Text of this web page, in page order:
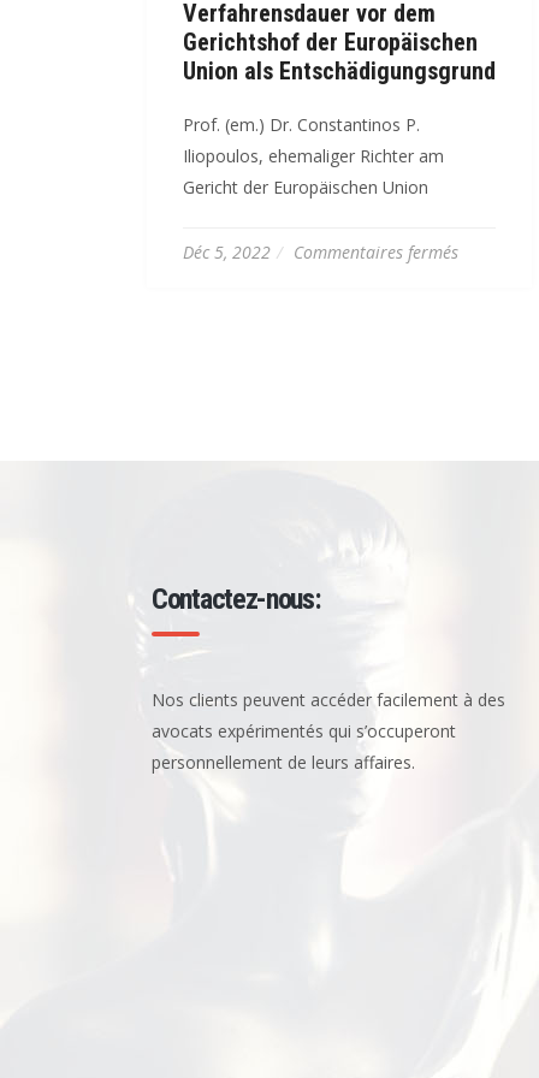
Verfahrensdauer vor dem
Gerichtshof der Europäischen
Union als Entschädigungsgrund
Prof. (em.) Dr. Constantinos P.
Iliopoulos, ehemaliger Richter am
Gericht der Europäischen Union
Déc 5, 2022 Commentaires ferméssur
Gerichtshof
Contactez-nous:
Nos clients peuvent accéder facilement à des
avocats expérimentés qui s’occuperont
personnellement de leurs affaires.